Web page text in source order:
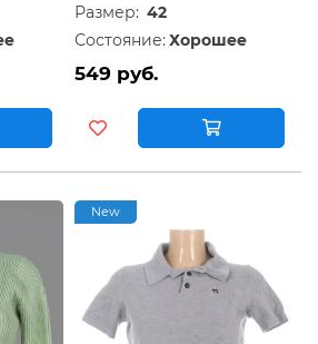
Размер: 42
Состояние: Хорошее
549 руб.
New